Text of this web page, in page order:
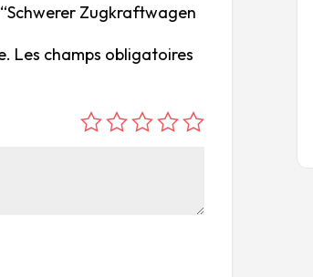
Zugkraftwagen
Les champs obligatoires
s